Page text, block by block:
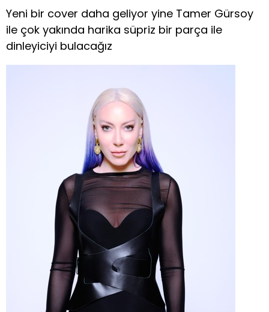
Yeni bir cover daha geliyor yine Tamer Gürsoy
ile çok yakında harika süpriz bir parça ile
dinleyiciyi bulacağız